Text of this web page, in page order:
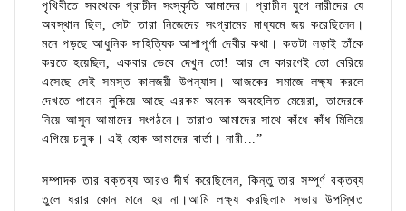
পৃথিবীতে সবথেকে প্রাচীন সংস্কৃতি আমাদের। প্রাচীন যুগে নারীদের যে
অবস্থান ছিল, সেটা তারা নিজেদের সংগ্রামের মাধ্যমে জয় করেছিলেন।
মনে পড়ছে আধুনিক সাহিত্যিক আশাপূর্ণা দেবীর কথা। কতটা লড়াই তাঁকে
করতে হয়েছিল, একবার ভেবে দেখুন তো! আর সে কারণেই তো বেরিয়ে
এসেছে সেই সমস্ত কালজয়ী উপন্যাস। আজকের সমাজে লক্ষ্য করলে
দেখতে পাবেন লুকিয়ে আছে এরকম অনেক অবহেলিত মেয়েরা, তাদেরকে
নিয়ে আসুন আমাদের সংগঠনে। তারাও আমাদের সাথে কাঁধে কাঁধ মিলিয়ে
এগিয়ে চলুক। এই হোক আমাদের বার্তা। নারী...”
সম্পাদক তার বক্তব্য আরও দীর্ঘ করেছিলেন, কিন্তু তার সম্পূর্ণ বক্তব্য
তুলে ধরার কোন মানে হয় না।আমি লক্ষ্য করছিলাম সভায় উপস্থিত